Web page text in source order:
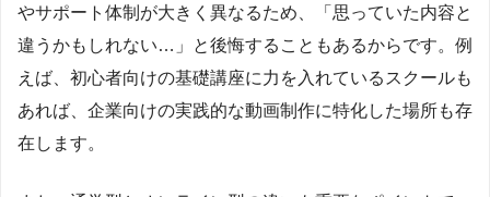
やサポート体制が大きく異なるため、「思っていた内容と
違うかもしれない…」と後悔することもあるからです。例
えば、初心者向けの基礎講座に力を入れているスクールも
あれば、企業向けの実践的な動画制作に特化した場所も存
在します。